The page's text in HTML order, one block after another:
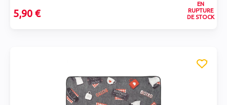
5,90 €
EN
RUPTURE
DE STOCK